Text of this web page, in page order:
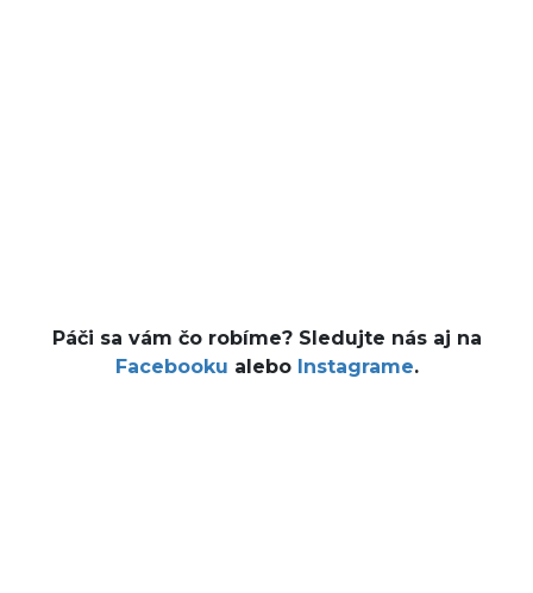
Páči sa vám čo robíme? Sledujte nás aj na
Facebooku alebo Instagrame.